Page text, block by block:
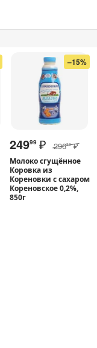
–15%
24999 ₽ 29699 ₽
Молоко сгущённое
Коровка из
Кореновки с сахаром
Кореновское 0,2%,
850г